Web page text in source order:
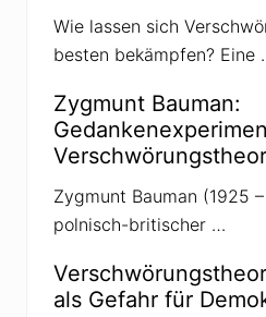
r
S
c
e
i
z
Wie lassen sich
besten bekämpfen? Eine
Zygmunt Bauman:
Zygmunt Bauman (1925
polnisch-britischer …
als Gefahr für